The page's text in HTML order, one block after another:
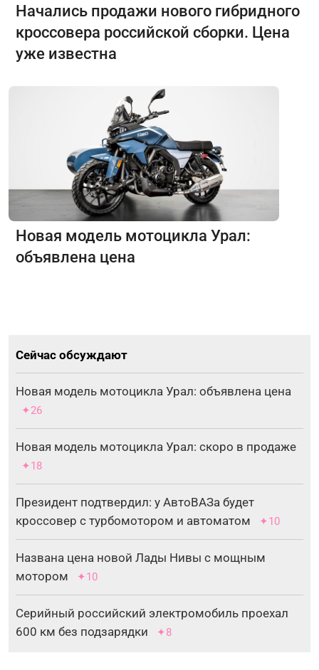
Начались продажи нового гибридного
кроссовера российской сборки. Цена
уже известна
Новая модель мотоцикла Урал:
объявлена цена
Сейчас обсуждают
Новая модель мотоцикла Урал: объявлена цена
✦26
Новая модель мотоцикла Урал: скоро в продаже
✦18
Президент подтвердил: у АвтоВАЗа будет
кроссовер с турбомотором и автоматом
✦10
Названа цена новой Лады Нивы с мощным
мотором
✦10
Серийный российский электромобиль проехал
600 км без подзарядки
✦8